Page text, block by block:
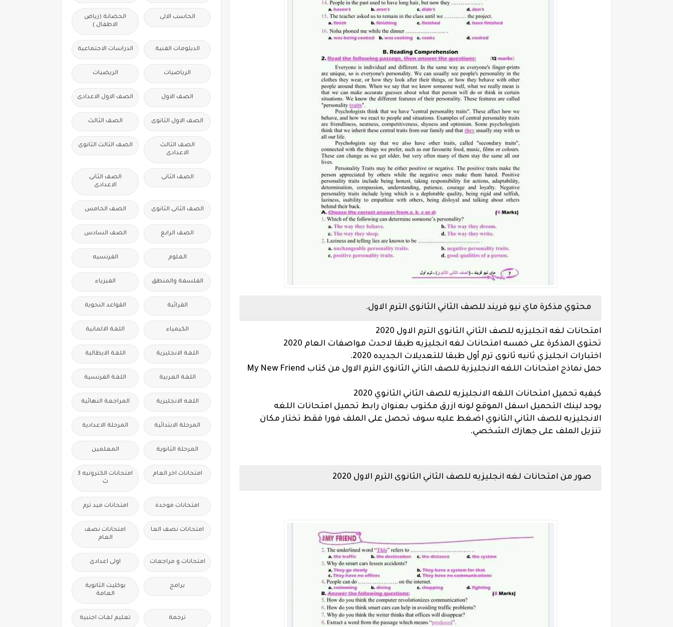
محتوي مذكرة ماي نيو فريند للصف الثاني الثانوى الترم الاول.
امتحانات لغه انجليزيه للصف الثاني الثانوى الترم الاول 2020
تحتوى المذكرة على خمسه امتحانات لغه انجليزيه طبقا لاحدث مواصفات العام 2020
اختبارات انجليزي ثانيه ثانوى ترم أول طبقا للتعديلات الجديده 2020.
حمل نماذج امتحانات اللغه الانجليزية للصف الثاني الثانوى الترم الاول من كتاب My New Friend
كيفيه تحميل امتحانات اللغه الانجليزيه للصف الثاني الثانوي 2020
يوجد لينك التحميل اسفل الموقع لونه ازرق مكتوب بعنوان رابط تحميل امتحانات اللغه
الانجليزيه للصف الثاني الثانوي اضغط عليه سوف تحصل على الملف فورا فقط تختار مكان
تنزيل الملف على جهازك الشخصي.
صور من امتحانات لغه انجليزيه للصف الثاني الثانوى الترم الاول 2020
الحاسب الالى
الحضانة (رياض
الاطفال )
الدبلومات الفنية الدراسات الاجتماعية
الرياضيات الريضيات
الصف الاول الصف الاول الاعدادى
الصف الاول الثانوى الصف الثالث
الصف الثالث
الاعدادى
الصف الثالث الثانوى
الصف الثانى
الصف الثانى
الاعدادى
الصف الثانى الثانوى الصف الخامس
الصف الرابع الصف السادس
العلوم الفرنسيه
الفلسفة والمنطق الفيزياء
القرائية القواعد النحوية
الكيمياء اللغة الالمانية
اللغة الانجليزية اللغة الايطالية
اللغة العربية اللغة الفرنسية
اللغه الانجليزية المراجعة النهائية
المرحلة الابتدائية المرحلة الاعدادية
المرحلة الثانوية المعلمين
امتحانات اخر العام
امتحانات الكترونيه 3
ث
امتحانات موحدة امتحانات ميد ترم
امتحانات نصف العا
امتحانات نصف
العام
امتحانات و مراجعات اولى اعدادى
برامج
بوكليت الثانوية
العامة
ترجمة تعليم لغات اجنبية